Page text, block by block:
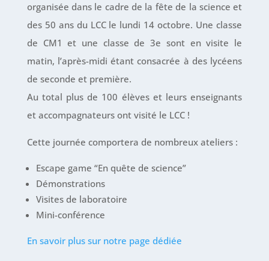
organisée dans le cadre de la fête de la science et
des 50 ans du LCC le lundi 14 octobre. Une classe
de CM1 et une classe de 3e sont en visite le
matin, l’après-midi étant consacrée à des lycéens
de seconde et première.
Au total plus de 100 élèves et leurs enseignants
et accompagnateurs ont visité le LCC !
Cette journée comportera de nombreux ateliers :
Escape game “En quête de science”
Démonstrations
Visites de laboratoire
Mini-conférence
En savoir plus sur notre page dédiée